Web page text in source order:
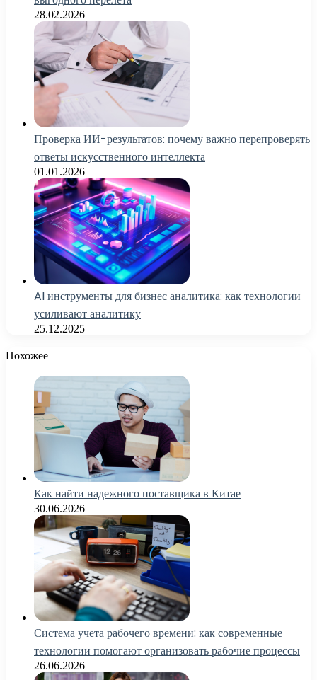
28.02.2026
Проверка ИИ-результатов: почему важно перепроверять
ответы искусственного интеллекта
01.01.2026
AI инструменты для бизнес аналитика: как технологии
усиливают аналитику
25.12.2025
Похожее
Как найти надежного поставщика в Китае
30.06.2026
Система учета рабочего времени: как современные
технологии помогают организовать рабочие процессы
26.06.2026